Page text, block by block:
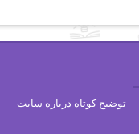
توضیح کوتاه درباره سایت